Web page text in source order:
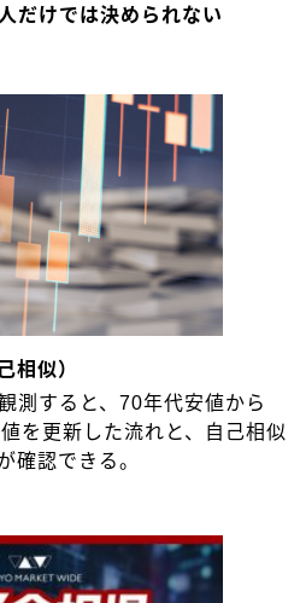
だけでは決められない
相似）
測すると、70年代安値から
を更新した流れと、自己相似
確認できる。